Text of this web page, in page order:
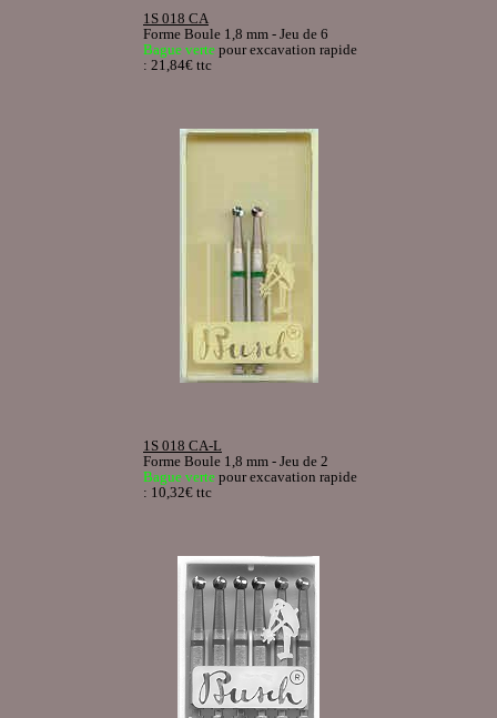
1S 018 CA
Forme Boule 1,8 mm - Jeu de 6
Bague verte pour excavation rapide
: 21,84€ ttc
1S 018 CA-L
Forme Boule 1,8 mm - Jeu de 2
Bague verte pour excavation rapide
: 10,32€ ttc